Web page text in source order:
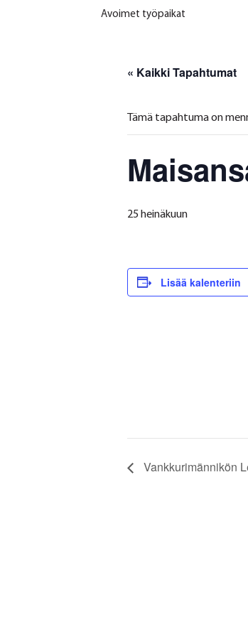
Avoimet työpaikat
« Kaikki Tapahtumat
Tämä tapahtuma on
25 heinäkuun
Lisää kalenteriin
Vankkurimännikön